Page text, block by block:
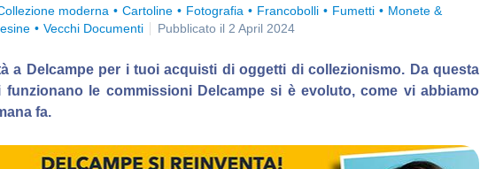
moderna Cartoline Fotografia Francobolli Fumetti
Monete &
Vecchi Documenti Pubblicato il 2 April 2024
a Delcampe per i tuoi acquisti di oggetti di collezionismo. Da questa
le commissioni Delcampe si è evoluto, come vi abbiamo
fa.